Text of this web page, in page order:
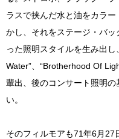
ラスで挟んだ水と油をカラ
かし、それをステージ・バ
った照明スタイルを生み出し
Water”、“Brotherhood Of
輩出、後のコンサート照明
い。
そのフィルモアも71年6月27